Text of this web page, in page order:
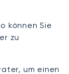
können Sie
zu
um einen